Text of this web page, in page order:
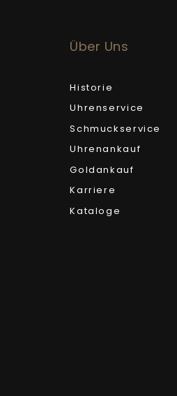
Über Uns
Historie
Uhrenservice
Schmuckservice
Uhrenankauf
Goldankauf
Karriere
Kataloge